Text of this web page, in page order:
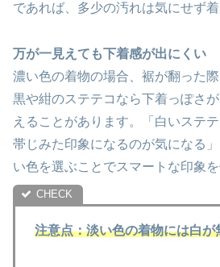
であれば、多少の汚れは気にせず着
万が一見えても下着感が出にくい
濃い色の着物の場合、裾が翻った
黒や紺のステテコなら下着っぽさ
えることがあります。「白いステ
帯じみた印象になるのが気になる
い色を選ぶことでスマートな印象を
注意点：淡い色の着物には白が